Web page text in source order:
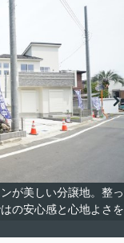
が美しい分譲地。整っ
の安心感と心地よさを